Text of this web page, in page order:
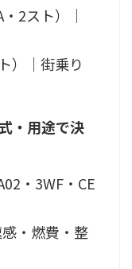
2スト）｜
）｜街乗り
・用途で決
・3WF・CE
・燃費・整